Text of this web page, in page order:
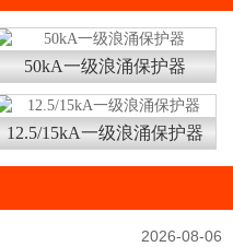
50kA一级浪涌保护器
12.5/15kA一级浪涌保护器
2026-08-06